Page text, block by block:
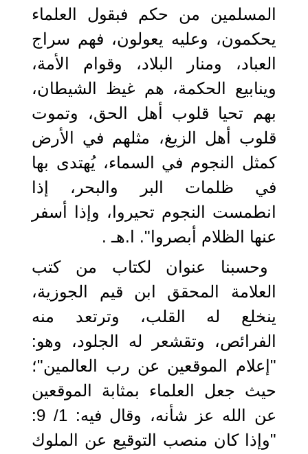
المسلمين من حكم فبقول العلماء
يحكمون، وعليه يعولون، فهم سراج
العباد، ومنار البلاد، وقوام الأمة،
وينابيع الحكمة، هم غيظ الشيطان،
بهم تحيا قلوب أهل الحق، وتموت
قلوب أهل الزيغ، مثلهم في الأرض
كمثل النجوم في السماء، يُهتدى بها
في ظلمات البر والبحر، إذا
انطمست النجوم تحيروا، وإذا أسفر
عنها الظلام أبصروا". ا.هـ .
وحسبنا عنوان لكتاب من كتب
العلامة المحقق ابن قيم الجوزية،
ينخلع له القلب، وترتعد منه
الفرائص، وتقشعر له الجلود، وهو:
"إعلام الموقعين عن رب العالمين"؛
حيث جعل العلماء بمثابة الموقعين
عن الله عز شأنه، وقال فيه: 1/ 9:
"وإذا كان منصب التوقيع عن الملوك